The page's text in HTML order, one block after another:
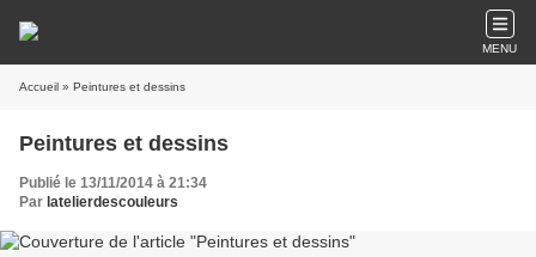
MENU
Accueil » Peintures et dessins
Peintures et dessins
Publié le 13/11/2014 à 21:34
Par latelierdescouleurs